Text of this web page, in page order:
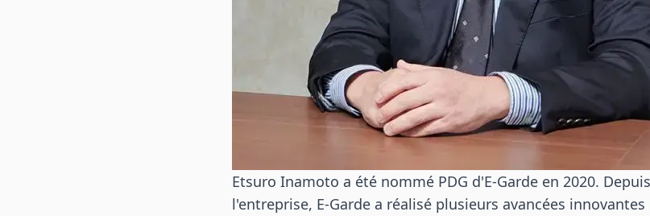
Etsuro Inamoto a été nommé PDG d'E-Garde en 2020.
l'entreprise, E-Garde a réalisé plusieurs avancées